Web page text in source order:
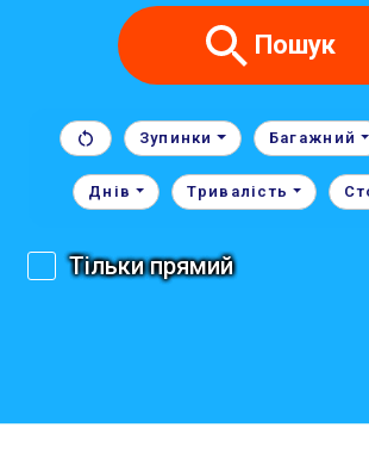
Пошук
Зупинки Багажний
Днів Тривалість
Тільки прямий